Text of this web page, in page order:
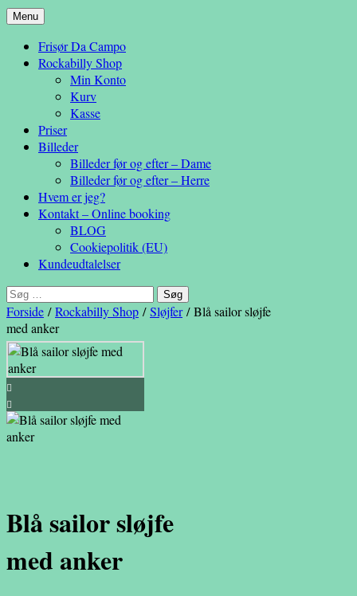
Da Campo
– en anderledes frisøroplevelse
Menu Hop
indhold
Frisør Da Campo
Rockabilly Shop
Min Konto
Kurv
Kasse
Priser
Billeder
Billeder før og efter – Dame
Billeder før og efter – Herre
Hvem er jeg?
Kontakt – Online booking
BLOG
Cookiepolitik (EU)
Kundeudtalelser
Søg
efter:
Forside /Rockabilly Shop /Sløjfer/ Blå sailor sløjfe
med anker
Blå sailor sløjfe
med anker